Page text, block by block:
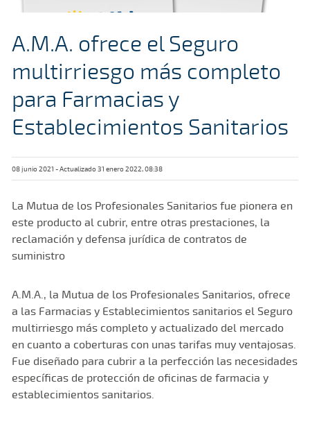
A.M.A. ofrece el Seguro
multirriesgo más completo
para Farmacias y
Establecimientos Sanitarios
08 junio 2021 - Actualizado 31 enero 2022, 08:38
La Mutua de los Profesionales Sanitarios fue pionera en
este producto al cubrir, entre otras prestaciones, la
reclamación y defensa jurídica de contratos de
suministro
A.M.A., la Mutua de los Profesionales Sanitarios, ofrece
a las Farmacias y Establecimientos sanitarios el Seguro
multirriesgo más completo y actualizado del mercado
en cuanto a coberturas con unas tarifas muy ventajosas.
Fue diseñado para cubrir a la perfección las necesidades
específicas de protección de oficinas de farmacia y
establecimientos sanitarios.